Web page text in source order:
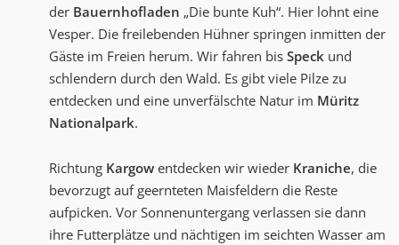
der Bauernhofladen „Die bunte Kuh“. Hier lohnt eine
Vesper. Die freilebenden Hühner springen inmitten der
Gäste im Freien herum. Wir fahren bis Speck und
schlendern durch den Wald. Es gibt viele Pilze zu
entdecken und eine unverfälschte Natur im Müritz
Nationalpark.
Richtung Kargow entdecken wir wieder Kraniche, die
bevorzugt auf geernteten Maisfeldern die Reste
aufpicken. Vor Sonnenuntergang verlassen sie dann
ihre Futterplätze und nächtigen im seichten Wasser am